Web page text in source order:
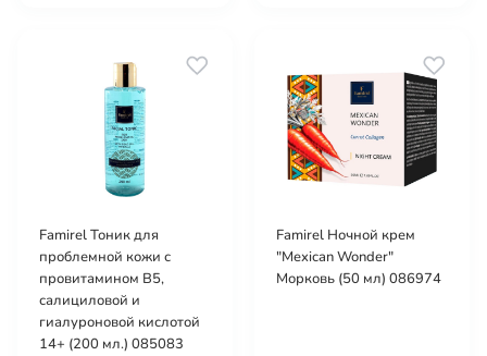
Famirel Тоник для
проблемной кожи с
провитамином B5,
салициловой и
гиалуроновой кислотой
14+ (200 мл.) 085083
Famirel Ночной крем
"Mexican Wonder"
Морковь (50 мл) 086974